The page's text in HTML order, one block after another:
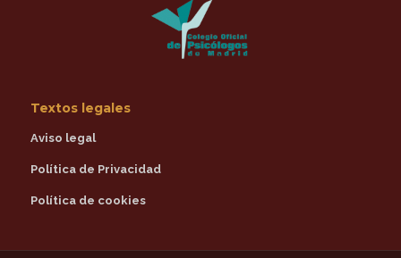
Textos legales
Aviso legal
Política de Privacidad
Política de cookies